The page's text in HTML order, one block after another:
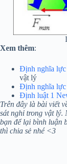
Xem thêm:
Định nghĩa
vật lý
Định nghĩa lực
Định luật 1
Trên đây là bài viết
sát nghỉ trong vật lý.
bạn để lại bình luận
thì chia sẻ nhé <3